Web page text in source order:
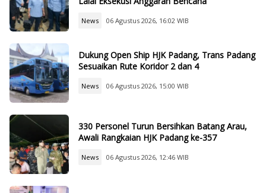
News 06 Agustus 2026, 16:02 WIB
Dukung Open Ship HJK Padang, Trans Padang
Sesuaikan Rute Koridor 2 dan 4
News 06 Agustus 2026, 15:00 WIB
330 Personel Turun Bersihkan Batang Arau,
Awali Rangkaian HJK Padang ke-357
News 06 Agustus 2026, 12:46 WIB